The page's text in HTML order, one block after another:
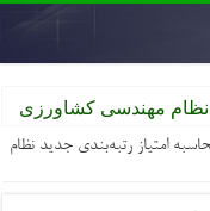
امتیاز رتبه‌بندی جدید نظام